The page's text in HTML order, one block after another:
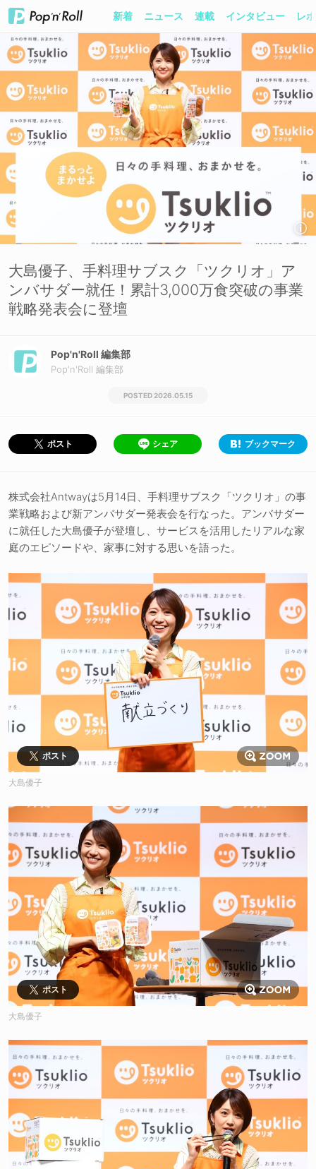
新着 ニュース 連載 インタビュー レ
大島優子、手料理サブスク「ツクリオ」ア
ンバサダー就任！累計3,000万食突破の事業
戦略発表会に登壇
Pop'n'Roll 編集部
Pop'n'Roll 編集部
2026.05.15
ポスト シェア ブックマーク
株式会社Antwayは5月14日、手料理サブスク「ツクリオ」の事
業戦略および新アンバサダー発表会を行なった。アンバサダー
に就任した大島優子が登壇し、サービスを活用したリアルな家
庭のエピソードや、家事に対する思いを語った。
ポスト
大島優子
ポスト
大島優子